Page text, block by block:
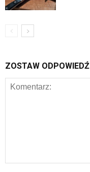
ZOSTAW ODPOWIEDŹ